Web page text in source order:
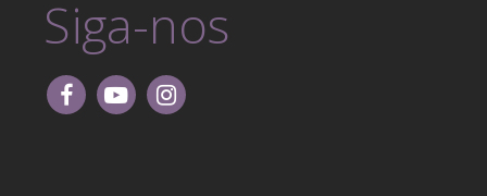
Siga-nos